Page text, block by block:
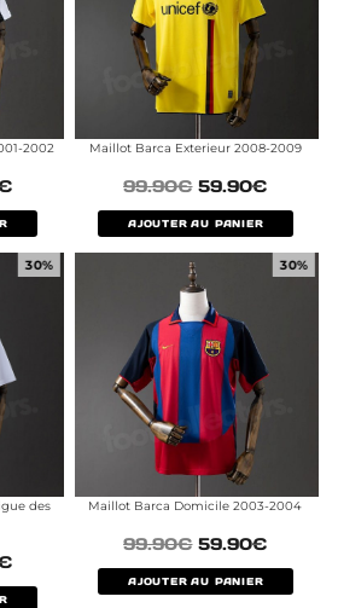
2002 Maillot Barca Exterieur 2008-2009
99.90€ 59.90€
AJOUTER AU PANIER
30%
des
30%
Maillot Barca Domicile 2003-2004
99.90€ 59.90€
AJOUTER AU PANIER